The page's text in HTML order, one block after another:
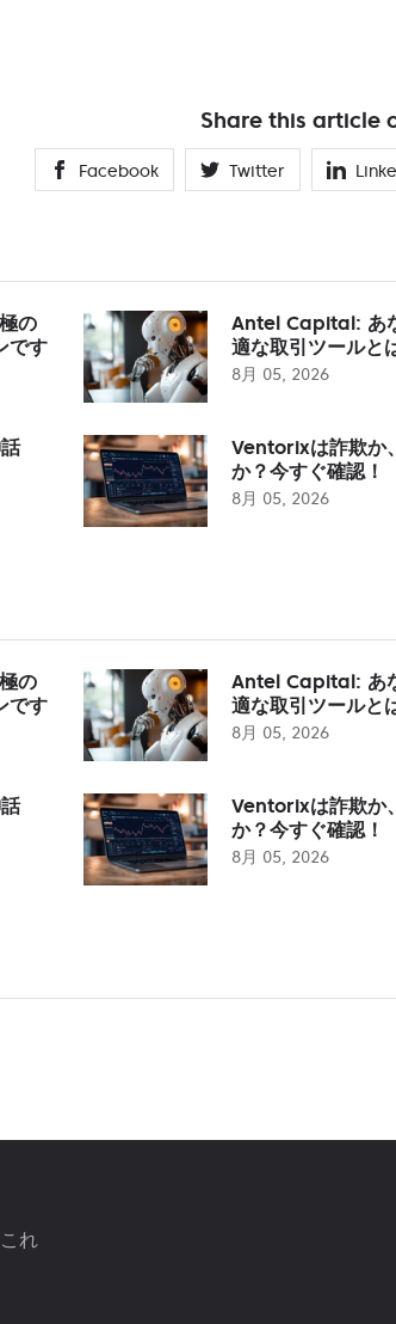
Share this article
Facebook Twitter
の
です
Antel Capital: あ
適な取引ツールと
8月 05, 2026
Ventorixは詐欺か
か？今すぐ確認！
8月 05, 2026
の
です
Antel Capital: あ
適な取引ツールと
8月 05, 2026
Ventorixは詐欺か
か？今すぐ確認！
8月 05, 2026
れ